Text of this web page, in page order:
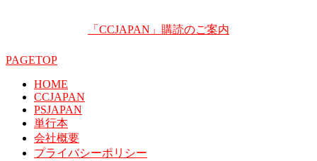
「CCJAPAN」購読のご案内
PAGETOP
HOME
CCJAPAN
PSJAPAN
単行本
会社概要
プライバシーポリシー